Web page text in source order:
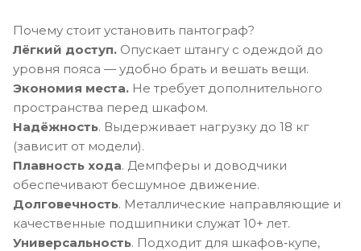
Почему стоит установить пантограф?
Лёгкий доступ. Опускает штангу с одеждой до
уровня пояса — удобно брать и вешать вещи.
Экономия места. Не требует дополнительного
пространства перед шкафом.
Надёжность. Выдерживает нагрузку до 18 кг
(зависит от модели).
Плавность хода. Демпферы и доводчики
обеспечивают бесшумное движение.
Долговечность. Металлические направляющие и
качественные подшипники служат 10+ лет.
Универсальность. Подходит для шкафов‑купе,